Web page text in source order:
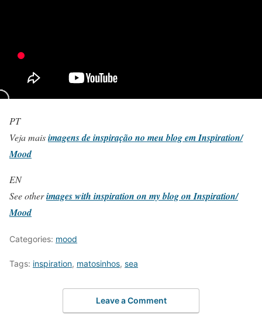
PT
Veja maisimagens de inspiração no meu blog em Inspiration/
Mood
EN
See otherimages with inspiration on my blog on Inspiration/
Mood
Categories: mood
Tags: inspiration, matosinhos, sea
Leave a Comment